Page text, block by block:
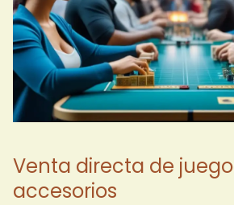
Venta directa de
accesorios